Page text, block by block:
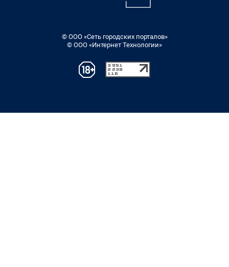
© ООО «Сеть городских порталов»
© ООО «Интернет Технологии»